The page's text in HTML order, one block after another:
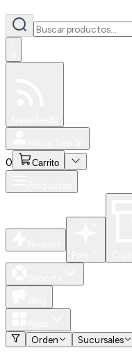
0 Carrito
Orden
Sucursales